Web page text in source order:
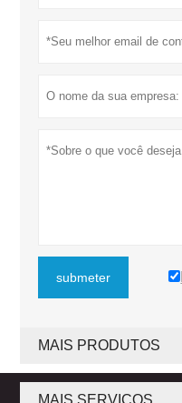
submeter
MAIS PRODUTOS
MAIS SERVIÇOS